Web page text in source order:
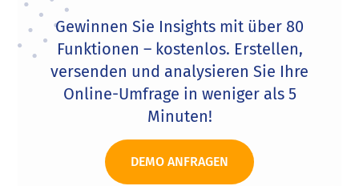
Gewinnen Sie Insights mit über 80
Funktionen – kostenlos. Erstellen,
versenden und analysieren Sie Ihre
Online-Umfrage in weniger als 5
Minuten!
DEMO ANFRAGEN